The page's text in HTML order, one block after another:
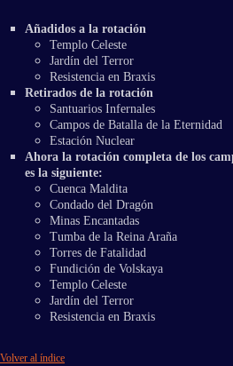
Añadidos a la rotación
Templo Celeste
Jardín del Terror
Resistencia en Braxis
Retirados de la rotación
Santuarios Infernales
Campos de Batalla de la Eternidad
Estación Nuclear
Ahora la rotación completa de los
es la siguiente:
Cuenca Maldita
Condado del Dragón
Minas Encantadas
Tumba de la Reina Araña
Torres de Fatalidad
Fundición de Volskaya
Templo Celeste
Jardín del Terror
Resistencia en Braxis
Volver al índice